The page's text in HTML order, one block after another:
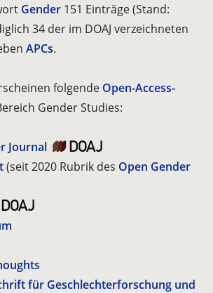
Gender 151 Einträge (Stand:
34 der im DOAJ verzeichneten
APCs.
folgende Open-Access-
Gender Studies:
Journal
(seit 2020 Rubrik des Open Gender
für Geschlechterforschung und